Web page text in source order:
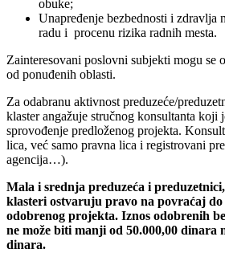
obuke;
Unapređenje bezbednosti i zdravlja
radu i procenu rizika radnih mesta.
Zainteresovani poslovni subjekti mogu se
od ponuđenih oblasti.
Za odabranu aktivnost preduzeće/
klaster angažuje stručnog konsultanta koji
sprovođenje predloženog projekta.
lica, već samo pravna lica i registrovani
agencija…).
Mala i srednja preduzeća i
klasteri ostvaruju pravo na povraćaj
odobrenog projekta. Iznos odobrenih
ne može biti manji od 50.000,00 dinara
dinara.